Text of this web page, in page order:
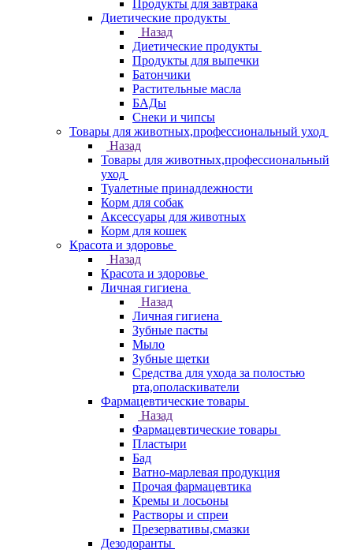
Продукты для завтрака
Диетические продукты
Назад
Диетические продукты
Продукты для выпечки
Батончики
Растительные масла
БАДы
Снеки и чипсы
Товары для животных,профессиональный уход
Назад
Товары для животных,профессиональный
уход
Туалетные принадлежности
Корм для собак
Аксессуары для животных
Корм для кошек
Красота и здоровье
Назад
Красота и здоровье
Личная гигиена
Назад
Личная гигиена
Зубные пасты
Мыло
Зубные щетки
Средства для ухода за полостью
рта,ополаскиватели
Фармацевтические товары
Назад
Фармацевтические товары
Пластыри
Бад
Ватно-марлевая продукция
Прочая фармацевтика
Кремы и лосьоны
Растворы и спреи
Презервативы,смазки
Дезодоранты